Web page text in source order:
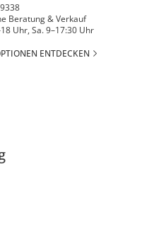
Beratung & Verkauf
Uhr, Sa. 9–17:30 Uhr
ENTDECKEN